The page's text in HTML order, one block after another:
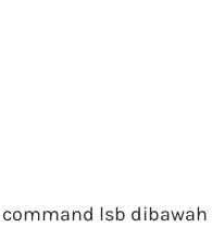
lsb dibawah